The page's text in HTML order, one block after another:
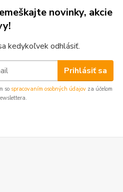
novinky, akcie
kedykoľvek odhlásiť.
Prihlásiť sa
so spracovaním osobných údajov za účelom